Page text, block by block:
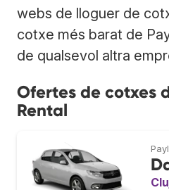
webs de lloguer de
cotxe més barat de
de qualsevol altra
Ofertes de cotxes
Rental